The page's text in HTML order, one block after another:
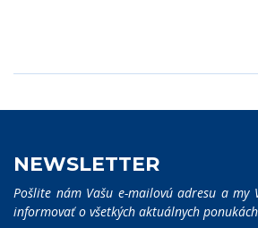
NEWSLETTER
Pošlite nám Vašu e-mailovú adresu a my
informovať o všetkých aktuálnych